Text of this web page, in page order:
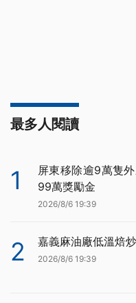
最多人閱讀
1
屏東移除逾9萬隻
99萬獎勵金
2026/8/6 19:39
2 嘉義麻油廠低溫焙
2026/8/6 19:39